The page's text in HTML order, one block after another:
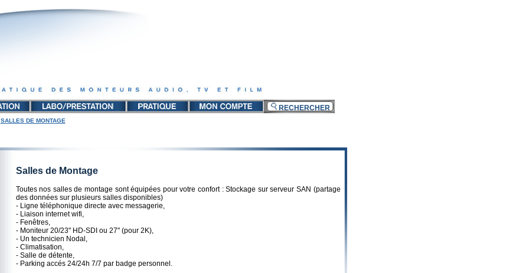
SALLES DE MONTAGE
Salles de Montage
Toutes nos salles de montage sont équipées pour votre confort : Stockage sur serveur SAN (partage
des données sur plusieurs salles disponibles)
- Ligne téléphonique directe avec messagerie,
- Liaison internet wifi,
- Fenêtres,
- Moniteur 20/23" HD-SDI ou 27" (pour 2K),
- Un technicien Nodal,
- Climatisation,
- Salle de détente,
- Parking accés 24/24h 7/7 par badge personnel.